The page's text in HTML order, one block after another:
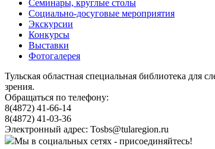
Семинары, круглые столы
Социально-досуговые мероприятия
Экскурсии
Конкурсы
Выставки
Фотогалерея
Тульская областная специальная библиотека для
зрения.
Обращаться по телефону:
8(4872) 41-66-14
8(4872) 41-03-36
Электронный адрес: Tosbs@tularegion.ru
Мы в социальных сетях - присоединяйтесь!